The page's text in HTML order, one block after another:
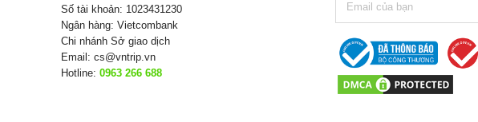
Số tài khoản: 1023431230
Ngân hàng: Vietcombank
Chi nhánh Sở giao dịch
Email: cs@vntrip.vn
Hotline: 0963 266 688